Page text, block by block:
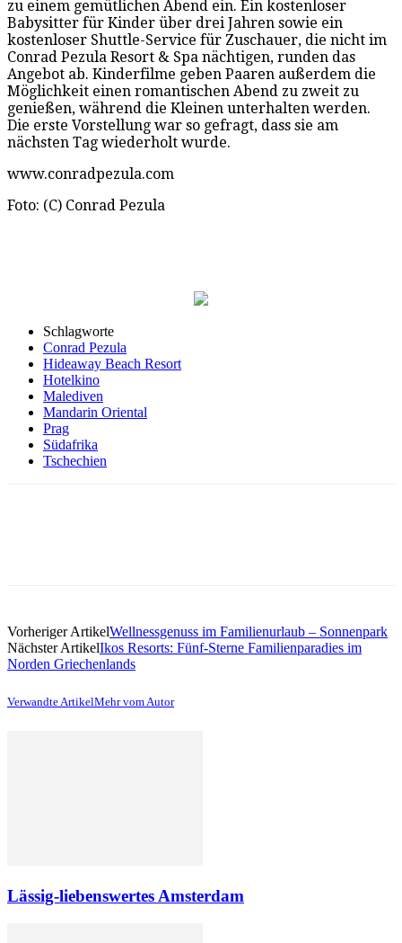
zu einem gemütlichen Abend ein. Ein kostenloser
Babysitter für Kinder über drei Jahren sowie ein
kostenloser Shuttle-Service für Zuschauer, die nicht im
Conrad Pezula Resort & Spa nächtigen, runden das
Angebot ab. Kinderfilme geben Paaren außerdem die
Möglichkeit einen romantischen Abend zu zweit zu
genießen, während die Kleinen unterhalten werden.
Die erste Vorstellung war so gefragt, dass sie am
nächsten Tag wiederholt wurde.
www.conradpezula.com
Foto: (C) Conrad Pezula
Schlagworte
Conrad Pezula
Hideaway Beach Resort
Hotelkino
Malediven
Mandarin Oriental
Prag
Südafrika
Tschechien
Vorheriger ArtikelWellnessgenuss im Familienurlaub – Sonnenpark
Nächster ArtikelIkos Resorts: Fünf-Sterne Familienparadies im
Norden Griechenlands
Verwandte ArtikelMehr vom Autor
Lässig-liebenswertes Amsterdam